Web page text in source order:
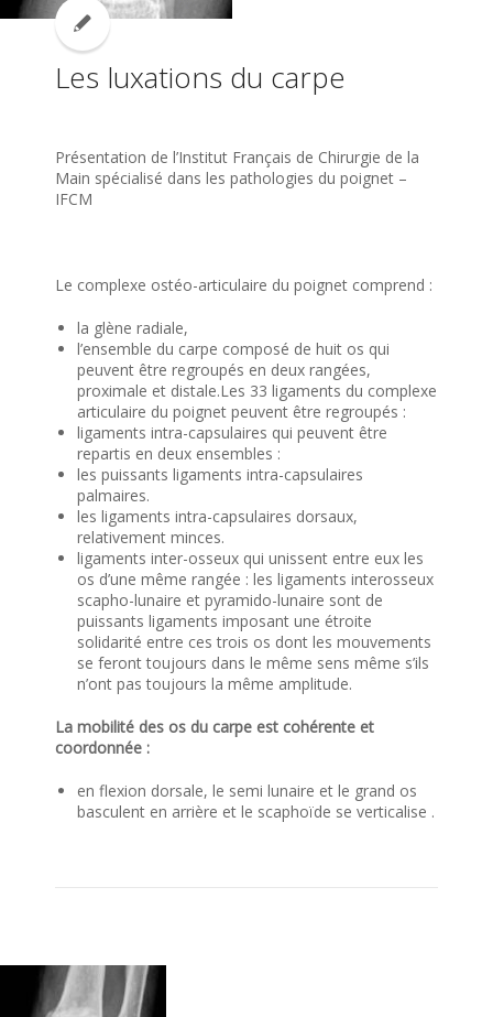
Les luxations du carpe
Présentation de l’Institut Français de Chirurgie de la
Main spécialisé dans les pathologies du poignet –
IFCM
Le complexe ostéo-articulaire du poignet comprend :
la glène radiale,
l’ensemble du carpe composé de huit os qui
peuvent être regroupés en deux rangées,
proximale et distale.Les 33 ligaments du complexe
articulaire du poignet peuvent être regroupés :
ligaments intra-capsulaires qui peuvent être
repartis en deux ensembles :
les puissants ligaments intra-capsulaires
palmaires.
les ligaments intra-capsulaires dorsaux,
relativement minces.
ligaments inter-osseux qui unissent entre eux les
os d’une même rangée : les ligaments interosseux
scapho-lunaire et pyramido-lunaire sont de
puissants ligaments imposant une étroite
solidarité entre ces trois os dont les mouvements
se feront toujours dans le même sens même s’ils
n’ont pas toujours la même amplitude.
La mobilité des os du carpe est cohérente et
coordonnée :
en flexion dorsale, le semi lunaire et le grand os
basculent en arrière et le scaphoïde se verticalise .